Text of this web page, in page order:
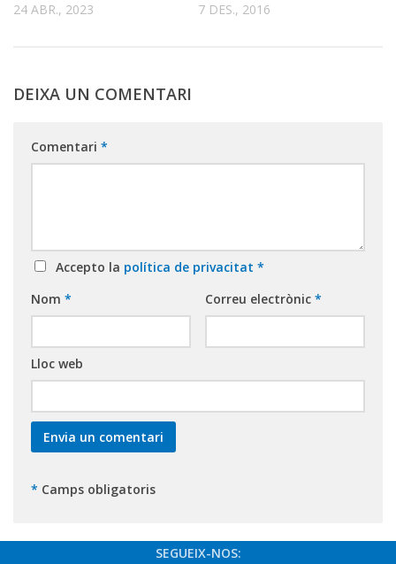
24 ABR., 2023 7 DES., 2016
DEIXA UN COMENTARI
Comentari *
Accepto la política de privacitat *
Nom * Correu electrònic *
Lloc web
* Camps obligatoris
SEGUEIX-NOS: